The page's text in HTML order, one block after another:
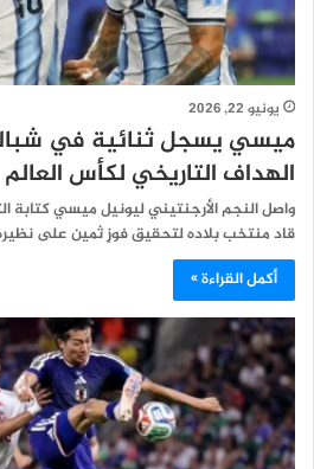
يونيو 22, 2026
ميسي يسجل ثنائية في
الهداف التاريخي لكأس العالم
واصل النجم الأرجنتيني ليونيل ميسي كتابة
قاد منتخب بلاده لتحقيق فوزٍ ثمين على
أكمل القراءة »